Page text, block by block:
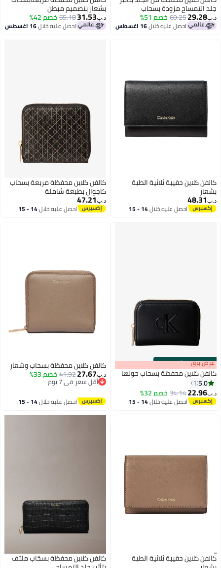
بشعار بتصميم مبطن
د.ب‏31.53
55.18
احصل عليه خلال 16 اغسطس
14 - 15
2
كالفن كلاين محفظة مربعة بسحاب
احصل عليه خلال 14 - 15
حولها
14 - 15
2
كالفن كلاين محفظة بسحاب وشعار
د.ب‏27.67
41.92خصم 33%
أقل سعر في 7 يوم
احصل عليه خلال 14 - 15
كالفن كلاين محفظة بسحّاب ملتف